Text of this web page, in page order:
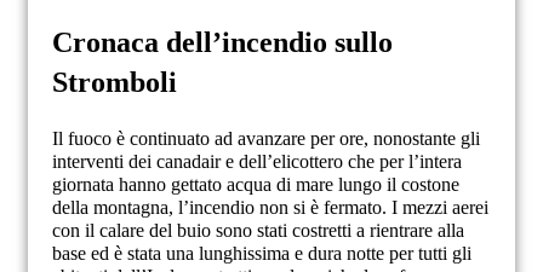
Cronaca dell’incendio sullo
Stromboli
Il fuoco è continuato ad avanzare per ore, nonostante gli
interventi dei canadair e dell’elicottero che per l’intera
giornata hanno gettato acqua di mare lungo il costone
della montagna, l’incendio non si è fermato. I mezzi aerei
con il calare del buio sono stati costretti a rientrare alla
base ed è stata una lunghissima e dura notte per tutti gli